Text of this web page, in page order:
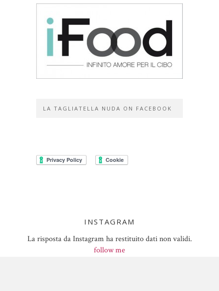
LA TAGLIATELLA NUDA ON FACEBOOK
INSTAGRAM
La risposta da Instagram ha restituito dati non validi.
follow me